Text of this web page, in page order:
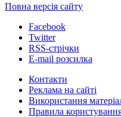
Повна версія сайту
Facebook
Twitter
RSS-стрічки
E-mail розсилка
Контакти
Реклама на сайті
Використання
Правила